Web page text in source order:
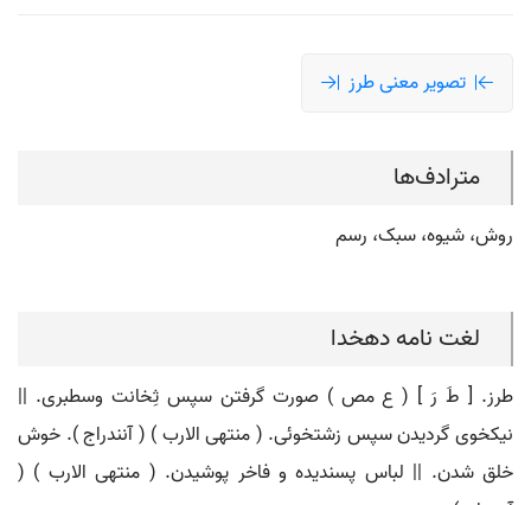
تصویر معنی طرز
مترادف‌ها
روش، شیوه، سبک، رسم
لغت نامه دهخدا
طرز. [ طَ رَ ] ( ع مص ) صورت گرفتن سپس ثِخانت وسطبری. ||
نیکخوی گردیدن سپس زشتخوئی. ( منتهی الارب ) ( آنندراج ). خوش
خلق شدن. || لباس پسندیده و فاخر پوشیدن. ( منتهی الارب ) (